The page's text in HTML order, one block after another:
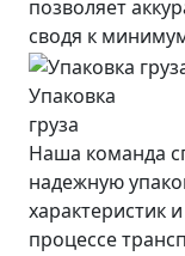
позволяет
сводя к
Упаковка
груза
Наша команда
надежную
характеристик
процессе